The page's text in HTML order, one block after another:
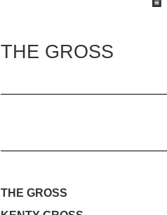
THE GROSS
THE GROSS